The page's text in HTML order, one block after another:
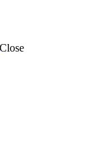
Close